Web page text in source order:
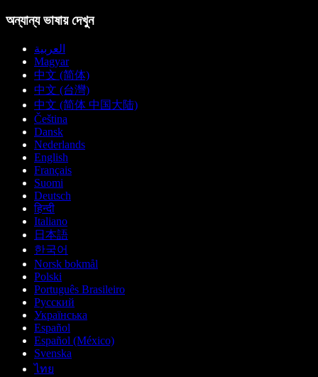
অন্যান্য ভাষায় দেখুন
العربية
Magyar
中文 (简体)
中文 (台灣)
中文 (简体 中国大陆)
Čeština
Dansk
Nederlands
English
Français
Suomi
Deutsch
हिन्दी
Italiano
日本語
한국어
Norsk bokmål
Polski
Português Brasileiro
Русский
Українська
Español
Español (México)
Svenska
ไทย